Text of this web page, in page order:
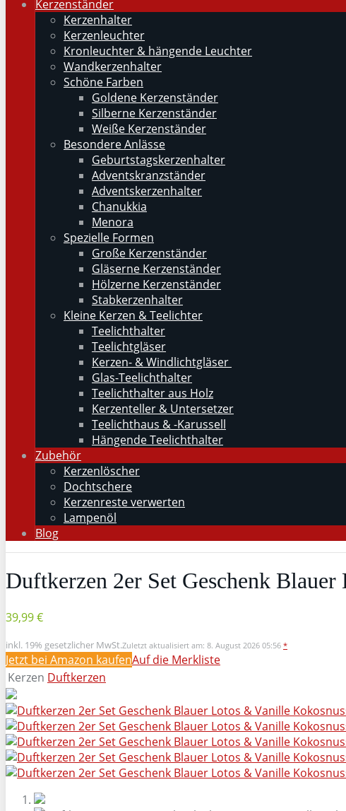
Kerzenständer
Kerzenhalter
Kerzenleuchter
Kronleuchter & hängende Leuchter
Wandkerzenhalter
Schöne Farben
Goldene Kerzenständer
Silberne Kerzenständer
Weiße Kerzenständer
Besondere Anlässe
Geburtstagskerzenhalter
Adventskranzständer
Adventskerzenhalter
Chanukkia
Menora
Spezielle Formen
Große Kerzenständer
Gläserne Kerzenständer
Hölzerne Kerzenständer
Stabkerzenhalter
Kleine Kerzen & Teelichter
Teelichthalter
Teelichtgläser
Kerzen- & Windlichtgläser
Glas-Teelichthalter
Teelichthalter aus Holz
Kerzenteller & Untersetzer
Teelichthaus & -Karussell
Hängende Teelichthalter
Zubehör
Kerzenlöscher
Dochtschere
Kerzenreste verwerten
Lampenöl
Blog
Duftkerzen 2er Set Geschenk
39,99 €
inkl. 19% gesetzlicher MwSt.Zuletzt aktualisiert am: 8. August 2026 05:56 *
Jetzt bei Amazon kaufenAuf die Merkliste
Kerzen Duftkerzen